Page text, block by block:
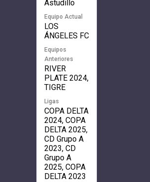
Astudillo
Equipo Actual
LOS
ÁNGELES FC
Equipos
Anteriores
RIVER
PLATE 2024,
TIGRE
Ligas
COPA DELTA
2024, COPA
DELTA 2025,
CD Grupo A
2023, CD
Grupo A
2025, COPA
DELTA 2023